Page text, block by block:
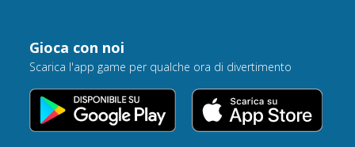
Gioca con noi
Scarica l'app game per qualche ora di divertimento